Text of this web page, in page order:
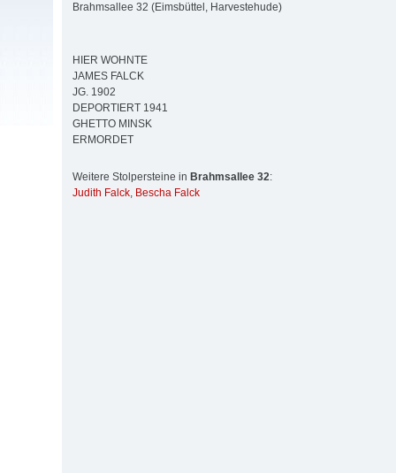
Brahmsallee 32 (Eimsbüttel, Harvestehude)
HIER WOHNTE
JAMES FALCK
JG. 1902
DEPORTIERT 1941
GHETTO MINSK
ERMORDET
Weitere Stolpersteine in Brahmsallee 32:
Judith Falck, Bescha Falck